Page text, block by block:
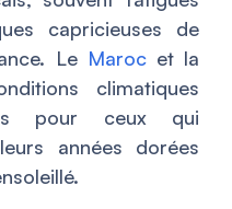
capricieuses de
Le Marocet la
climatiques
pour ceux qui
années dorées